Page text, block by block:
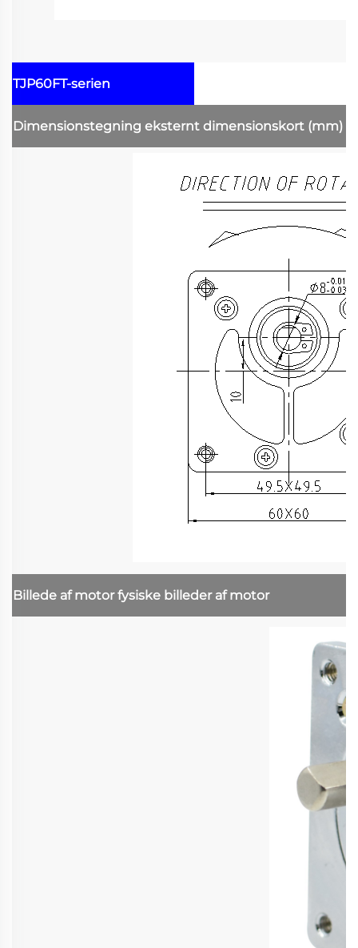
TJP60FT-serien
Dimensionstegning eksternt dimensionskort (mm)
Billede af motorfysiske billeder af motor